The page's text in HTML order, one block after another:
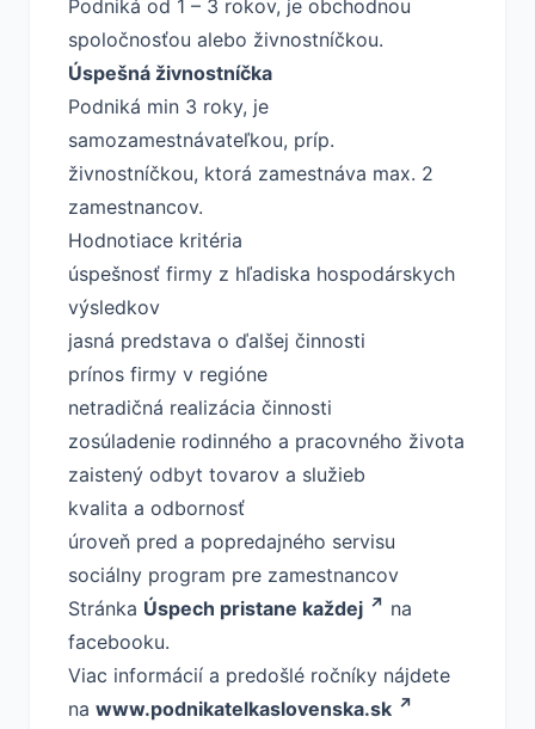
Podniká od 1 – 3 rokov, je obchodnou
spoločnosťou alebo živnostníčkou.
Úspešná živnostníčka
Podniká min 3 roky, je
samozamestnávateľkou, príp.
živnostníčkou, ktorá zamestnáva max. 2
zamestnancov.
Hodnotiace kritéria
úspešnosť firmy z hľadiska hospodárskych
výsledkov
jasná predstava o ďalšej činnosti
prínos firmy v regióne
netradičná realizácia činnosti
zosúladenie rodinného a pracovného života
zaistený odbyt tovarov a služieb
kvalita a odbornosť
úroveň pred a popredajného servisu
sociálny program pre zamestnancov
Stránka Úspech pristane každej
na
facebooku.
Viac informácií a predošlé ročníky nájdete
na www.podnikatelkaslovenska.sk